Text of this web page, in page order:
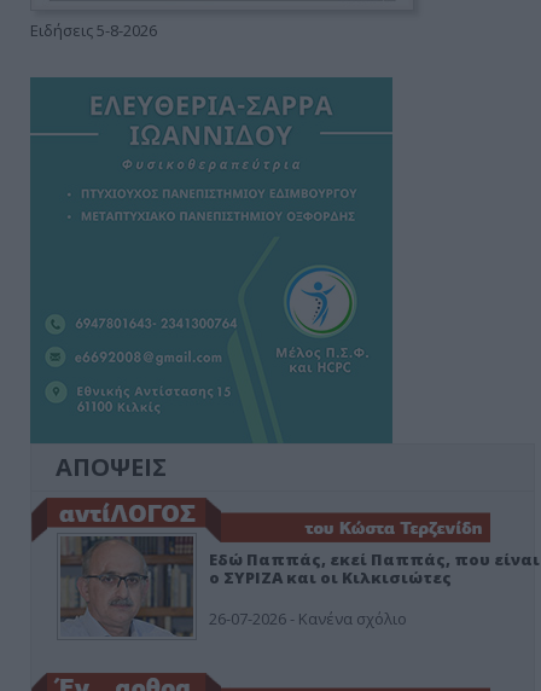
Ειδήσεις 5-8-2026
ΑΠΟΨΕΙΣ
Εδώ Παππάς, εκεί Παππάς, που είναι
ο ΣΥΡΙΖΑ και οι Κιλκισιώτες
26-07-2026 - Κανένα σχόλιο